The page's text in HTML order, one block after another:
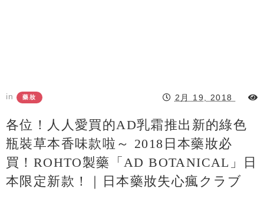
in 藥妝 2月 19, 2018
各位！人人愛買的AD乳霜推出新的綠色
瓶裝草本香味款啦～ 2018日本藥妝必
買！ROHTO製藥「AD BOTANICAL」日
本限定新款！｜日本藥妝失心瘋クラブ